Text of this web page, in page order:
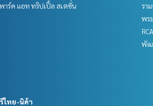
าร์ค แอท ทริปเปิ้ล สเตชั่น
ไทย-นิด้า
รา
พร
RCA
พัฒ